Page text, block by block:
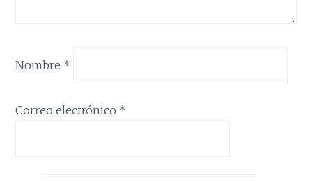
Nombre *
Correo electrónico *